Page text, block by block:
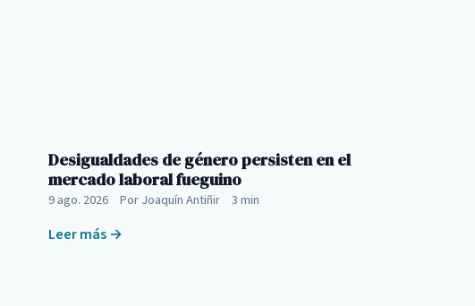
Desigualdades de género persisten en el
mercado laboral fueguino
9 ago. 2026 Por Joaquín Antiñir 3 min
Leer más →